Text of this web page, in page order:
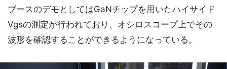
ブースのデモとしてはGaNチップを用いたハイサイド
Vgsの測定が行われており、オシロスコープ上でその
波形を確認することができるようになっている。